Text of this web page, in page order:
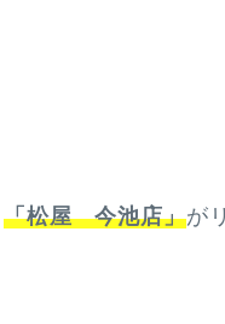
「松屋 今池店」が